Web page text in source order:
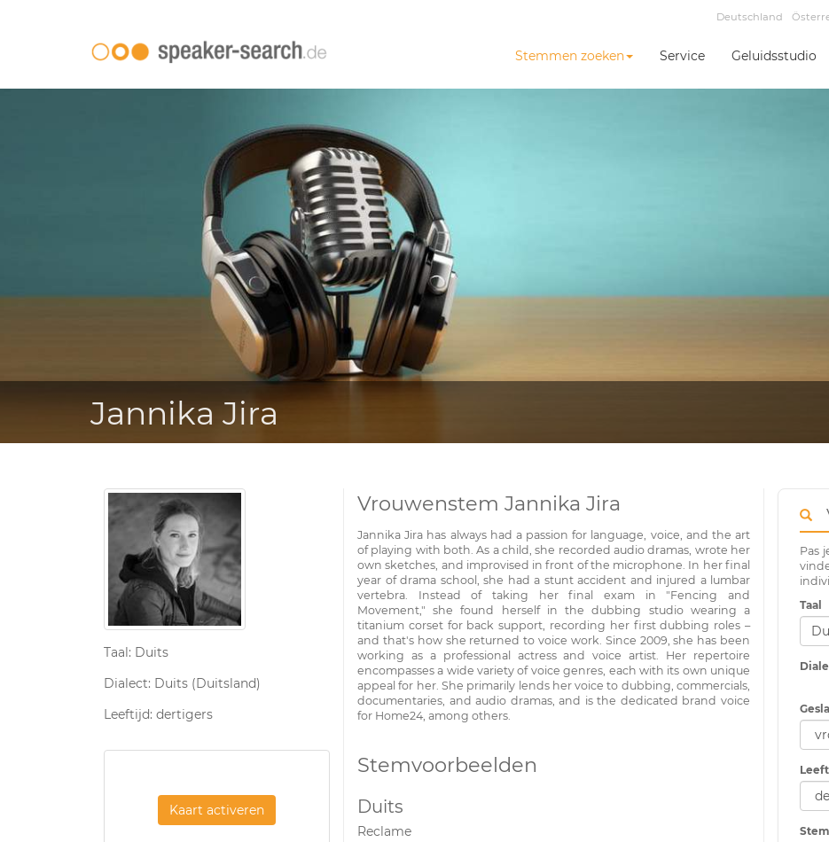
Deutschland
Stemmen zoeken Service Geluidsstudio
Jannika Jira
Taal: Duits
Dialect: Duits (Duitsland)
Leeftijd: dertigers
Kaart activeren
Vrouwenstem Jannika Jira
Jannika Jira has always had a passion for language, voice, and the art
of playing with both. As a child, she recorded audio dramas, wrote her
own sketches, and improvised in front of the microphone. In her final
year of drama school, she had a stunt accident and injured a lumbar
vertebra. Instead of taking her final exam in "Fencing and
Movement," she found herself in the dubbing studio wearing a
titanium corset for back support, recording her first dubbing roles –
and that's how she returned to voice work. Since 2009, she has been
working as a professional actress and voice artist. Her repertoire
encompasses a wide variety of voice genres, each with its own unique
appeal for her. She primarily lends her voice to dubbing, commercials,
documentaries, and audio dramas, and is the dedicated brand voice
for Home24, among others.
Stemvoorbeelden
Duits
Reclame
Pas
Taal